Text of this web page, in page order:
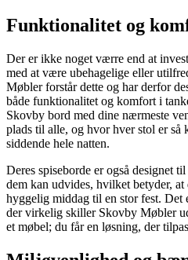
Funktionalitet og
Der er ikke noget værre end at
med at være ubehagelige eller
Møbler forstår dette og har derfor
både funktionalitet og komfort i
Skovby bord med dine nærmeste
plads til alle, og hvor hver stol er
siddende hele natten.
Deres spiseborde er også designet
dem kan udvides, hvilket betyder,
hyggelig middag til en stor fest. Det
der virkelig skiller Skovby Møbler
et møbel; du får en løsning, der